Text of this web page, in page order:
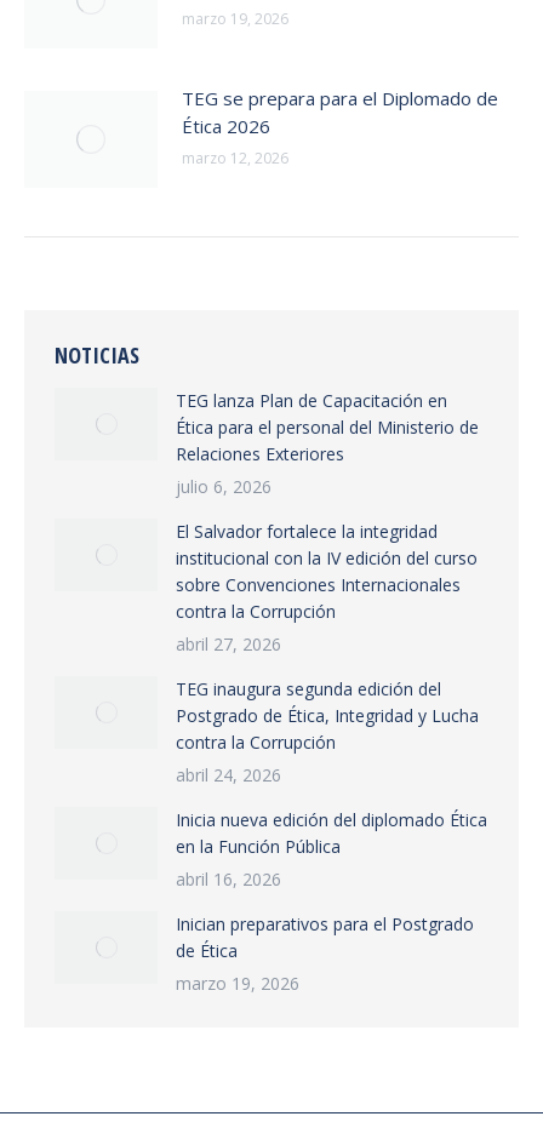
marzo 19, 2026
TEG se prepara para el Diplomado de
Ética 2026
marzo 12, 2026
NOTICIAS
TEG lanza Plan de Capacitación en
Ética para el personal del Ministerio de
Relaciones Exteriores
julio 6, 2026
El Salvador fortalece la integridad
institucional con la IV edición del curso
sobre Convenciones Internacionales
contra la Corrupción
abril 27, 2026
TEG inaugura segunda edición del
Postgrado de Ética, Integridad y Lucha
contra la Corrupción
abril 24, 2026
Inicia nueva edición del diplomado Ética
en la Función Pública
abril 16, 2026
Inician preparativos para el Postgrado
de Ética
marzo 19, 2026